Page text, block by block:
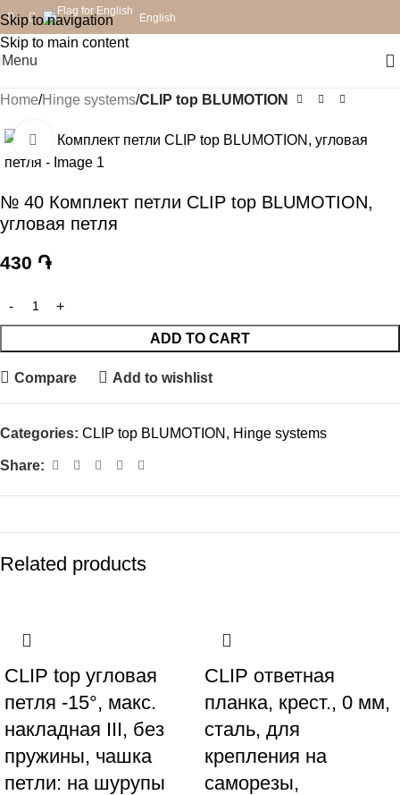
Skip to navigation
Skip to main content
English
Menu
Home Hinge systems CLIP top BLUMOTION
Click to enlarge
№ 40 Комплект петли CLIP top BLUMOTION,
угловая петля
430 ֏
ADD TO CART
Compare Add to wishlist
Categories: CLIP top BLUMOTION , Hinge systems
Share:
Related products
CLIP top угловая
петля -15°, макс.
накладная III, без
пружины, чашка
петли: на шурупы
CLIP ответная
планка, крест., 0 мм,
сталь, для
крепления на
саморезы,